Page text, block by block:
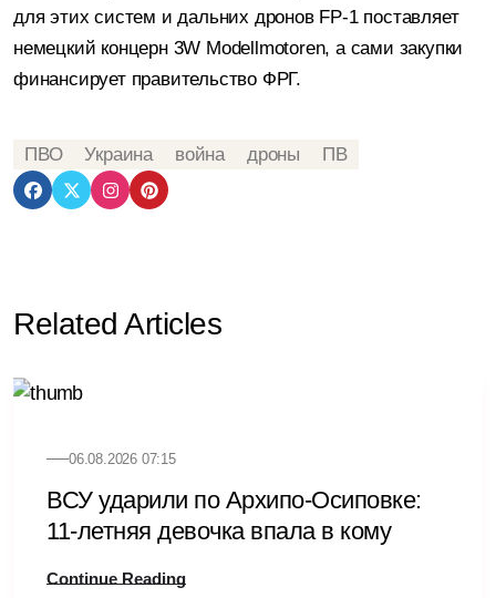
для этих систем и дальних дронов FP-1 поставляет
немецкий концерн 3W Modellmotoren, а сами закупки
финансирует правительство ФРГ.
ПВО Украина война дроны ПВ
Related Articles
06.08.2026 07:15
ВСУ ударили по Архипо-Осиповке:
11-летняя девочка впала в кому
Continue Reading